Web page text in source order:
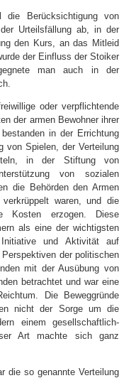
die Berücksichtigung von
Urteilsfällung ab, in der
den Kurs, an das Mitleid
der Einfluss der Stoiker
man auch in der
oder verpflichtende
der armen Bewohner ihrer
in der Errichtung
von Spielen, der Verteilung
in der Stiftung von
von sozialen
die Behörden den Armen
waren, und die
Kosten erzogen. Diese
als eine der wichtigsten
und Aktivität auf
der politischen
mit der Ausübung von
betrachtet und war eine
Die Beweggründe
nicht der Sorge um die
einem gesellschaftlich-
Art machte sich ganz
die so genannte Verteilung